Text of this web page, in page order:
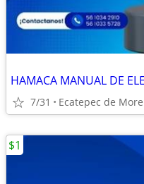
HAMACA MANUAL DE
7/31 Ecatepec de
$1